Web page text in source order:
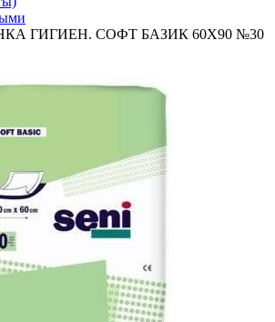
ГИГИЕН. СОФТ БАЗИК 60X90 №30